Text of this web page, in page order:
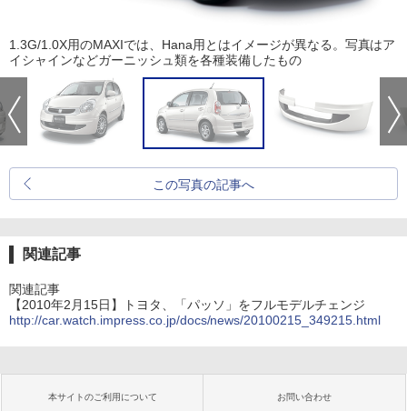
1.3G/1.0X用のMAXIでは、Hana用とはイメージが異なる。写真はア
イシャインなどガーニッシュ類を各種装備したもの
この写真の記事へ
関連記事
関連記事
【2010年2月15日】トヨタ、「パッソ」をフルモデルチェンジ
http://car.watch.impress.co.jp/docs/news/20100215_349215.html
本サイトのご利用について お問い合わせ